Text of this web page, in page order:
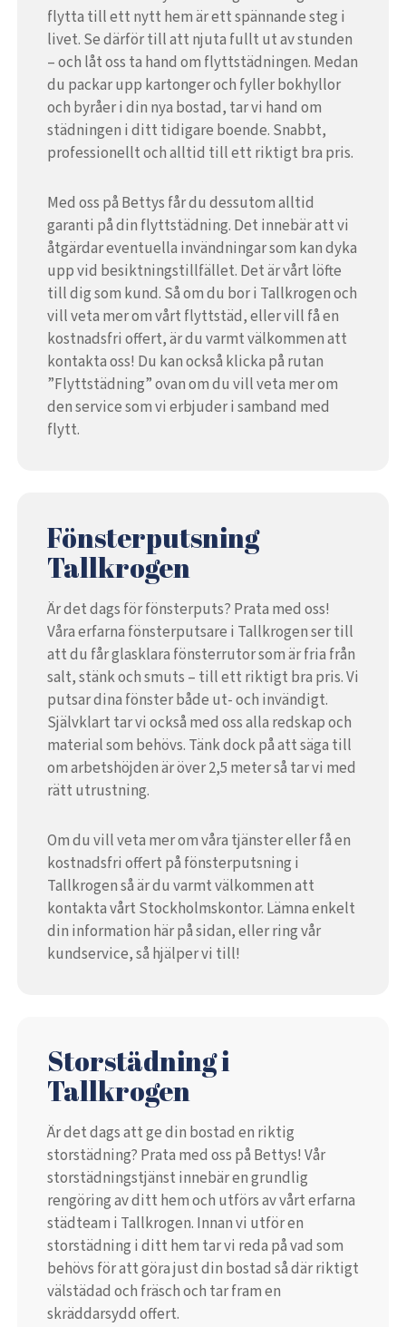
flytta till ett nytt hem är ett spännande steg i
livet. Se därför till att njuta fullt ut av stunden
– och låt oss ta hand om flyttstädningen. Medan
du packar upp kartonger och fyller bokhyllor
och byråer i din nya bostad, tar vi hand om
städningen i ditt tidigare boende. Snabbt,
professionellt och alltid till ett riktigt bra pris.
Med oss på Bettys får du dessutom alltid
garanti på din flyttstädning. Det innebär att vi
åtgärdar eventuella invändningar som kan dyka
upp vid besiktningstillfället. Det är vårt löfte
till dig som kund. Så om du bor i Tallkrogen och
vill veta mer om vårt flyttstäd, eller vill få en
kostnadsfri offert, är du varmt välkommen att
kontakta oss! Du kan också klicka på rutan
”Flyttstädning” ovan om du vill veta mer om
den service som vi erbjuder i samband med
flytt.
Fönsterputsning
Tallkrogen
Är det dags för fönsterputs? Prata med oss!
Våra erfarna fönsterputsare i Tallkrogen ser till
att du får glasklara fönsterrutor som är fria från
salt, stänk och smuts – till ett riktigt bra pris. Vi
putsar dina fönster både ut- och invändigt.
Självklart tar vi också med oss alla redskap och
material som behövs. Tänk dock på att säga till
om arbetshöjden är över 2,5 meter så tar vi med
rätt utrustning.
Om du vill veta mer om våra tjänster eller få en
kostnadsfri offert på fönsterputsning i
Tallkrogen så är du varmt välkommen att
kontakta vårt Stockholmskontor. Lämna enkelt
din information här på sidan, eller ring vår
kundservice, så hjälper vi till!
Storstädning i
Tallkrogen
Är det dags att ge din bostad en riktig
storstädning? Prata med oss på Bettys! Vår
storstädningstjänst innebär en grundlig
rengöring av ditt hem och utförs av vårt erfarna
städteam i Tallkrogen. Innan vi utför en
storstädning i ditt hem tar vi reda på vad som
behövs för att göra just din bostad så där riktigt
välstädad och fräsch och tar fram en
skräddarsydd offert.